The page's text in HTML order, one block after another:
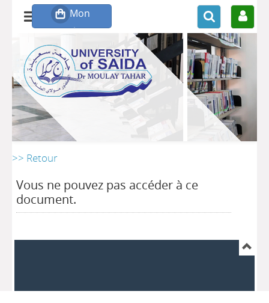
>> Retour
Vous ne pouvez pas accéder à ce
document.